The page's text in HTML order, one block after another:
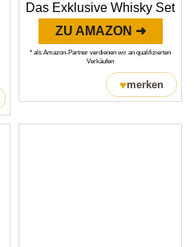
Das Exklusive Whisky Set
ZU AMAZON ➜
* als Amazon-Partner verdienen wir an qualifizierten
Verkäufen
♥merken